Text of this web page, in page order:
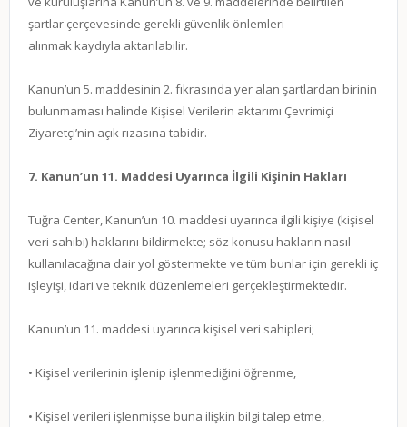
şartlar çerçevesinde gerekli güvenlik önlemleri
alınmak kaydıyla aktarılabilir.
Kanun’un 5. maddesinin 2. fıkrasında yer alan şartlardan birinin
bulunmaması halinde Kişisel Verilerin aktarımı Çevrimiçi
Ziyaretçi’nin açık rızasına tabidir.
7. Kanun’un 11. Maddesi Uyarınca İlgili Kişinin Hakları
Tuğra Center, Kanun’un 10. maddesi uyarınca ilgili kişiye (kişisel
veri sahibi) haklarını bildirmekte; söz konusu hakların nasıl
kullanılacağına dair yol göstermekte ve tüm bunlar için gerekli iç
işleyişi, idari ve teknik düzenlemeleri gerçekleştirmektedir.
Kanun’un 11. maddesi uyarınca kişisel veri sahipleri;
• Kişisel verilerinin işlenip işlenmediğini öğrenme,
• Kişisel verileri işlenmişse buna ilişkin bilgi talep etme,